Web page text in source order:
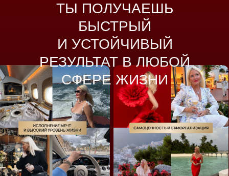
ТЫ ПОЛУЧАЕШЬ
БЫСТРЫЙ
И УСТОЙЧИВЫЙ
РЕЗУЛЬТАТ В ЛЮБОЙ
СФЕРЕ ЖИЗНИ